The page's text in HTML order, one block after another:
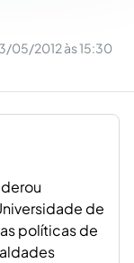
05/2012 às 15:30
de
políticas de